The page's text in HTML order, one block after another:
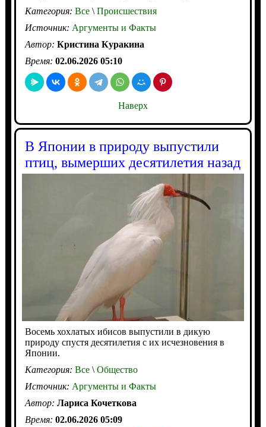
Категория: Все\Происшествия
Источник: Аргументы и Факты
Автор: Кристина Куракина
Время: 02.06.2026 05:10
Наверх
В Японии в природу выпустили
птиц, вымерших десятилетия назад
Восемь хохлатых ибисов выпустили в дикую
природу спустя десятилетия с их исчезновения в
Японии.
Категория: Все\Общество
Источник: Аргументы и Факты
Автор: Лариса Кочеткова
Время: 02.06.2026 05:09